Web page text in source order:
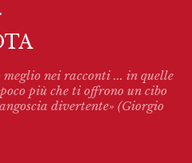
meglio nei racconti ... in quelle
più che ti offrono un cibo
divertente» (Giorgio